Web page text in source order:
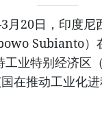
20日，印度尼
Subianto）
工业特别经济区
在推动工业化